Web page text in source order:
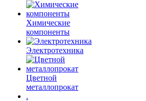
Химические
компоненты
Электротехника
Цветной
металлопрокат
.